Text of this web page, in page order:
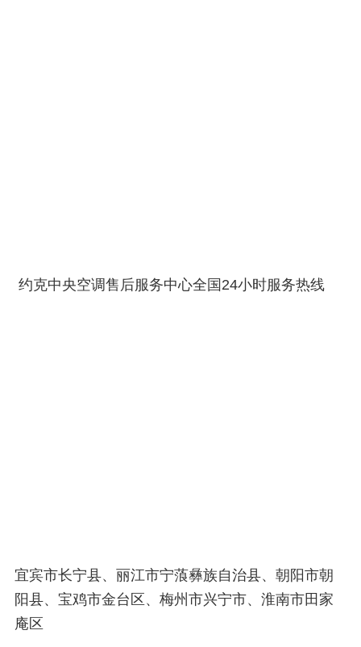
约克中央空调售后服务中心全国24小时服务热线
宜宾市长宁县、丽江市宁蒗彝族自治县、朝阳市朝
阳县、宝鸡市金台区、梅州市兴宁市、淮南市田家
庵区